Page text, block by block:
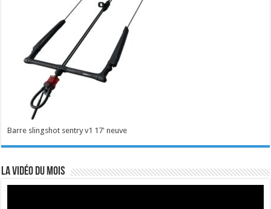
Barre slingshot sentry v1 17' neuve
La vidéo du mois